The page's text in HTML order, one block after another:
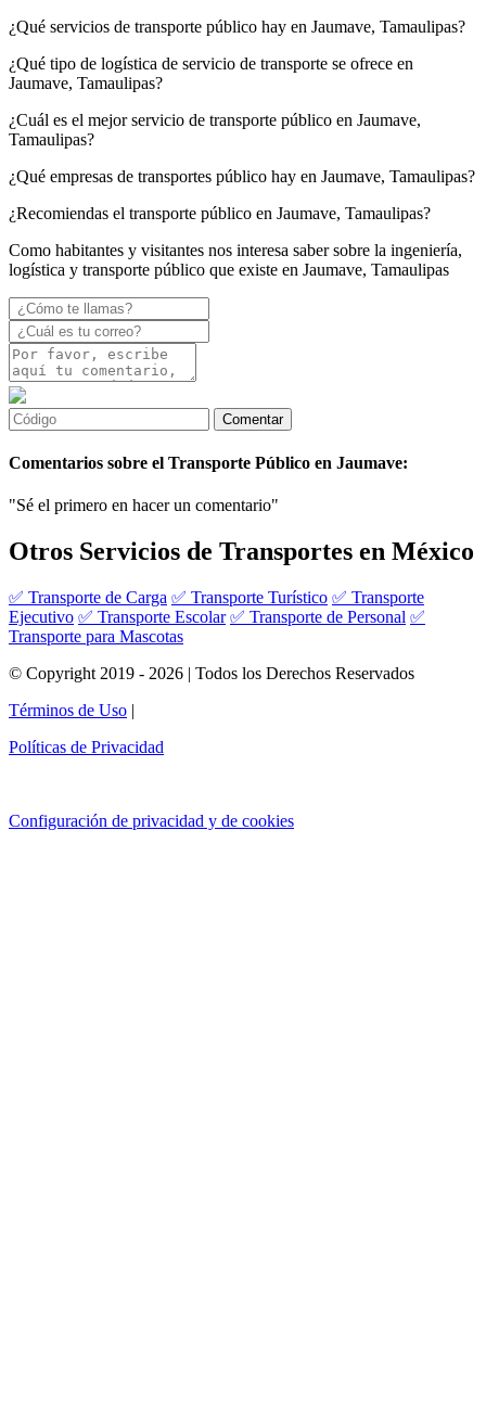
¿Qué servicios de transporte público hay en Jaumave, Tamaulipas?
¿Qué tipo de logística de servicio de transporte se ofrece en
Jaumave, Tamaulipas?
¿Cuál es el mejor servicio de transporte público en Jaumave,
Tamaulipas?
¿Qué empresas de transportes público hay en Jaumave, Tamaulipas?
¿Recomiendas el transporte público en Jaumave, Tamaulipas?
Como habitantes y visitantes nos interesa saber sobre la ingeniería,
logística y transporte público que existe en Jaumave, Tamaulipas
Comentarios sobre el Transporte Público en Jaumave:
"Sé el primero en hacer un comentario"
Otros Servicios de Transportes en México
✅ Transporte de Carga ✅ Transporte Turístico ✅ Transporte
Ejecutivo ✅ Transporte Escolar ✅ Transporte de Personal ✅
Transporte para Mascotas
© Copyright 2019 - 2026 | Todos los Derechos Reservados
Términos de Uso |
Políticas de Privacidad
Configuración de privacidad y de cookies